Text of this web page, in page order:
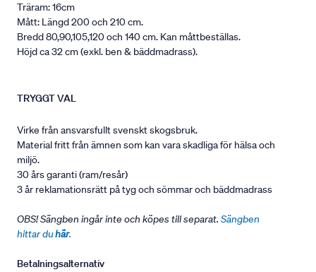
Träram: 16cm
Mått: Längd 200 och 210 cm.
Bredd 80,90,105,120 och 140 cm. Kan måttbeställas.
Höjd ca 32 cm (exkl. ben & bäddmadrass).
TRYGGT VAL
Virke från ansvarsfullt svenskt skogsbruk.
Material fritt från ämnen som kan vara skadliga för hälsa och
miljö.
30 års garanti (ram/resår)
3 år reklamationsrätt på tyg och sömmar och bäddmadrass
OBS! Sängben ingår inte och köpes till separat. Sängben
hittar duhär.
Betalningsalternativ